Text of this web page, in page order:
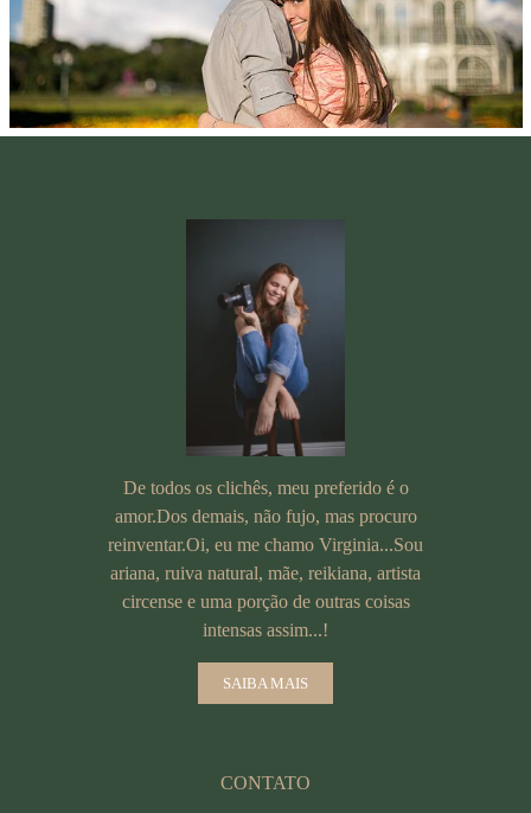
De todos os clichês, meu preferido é o
amor.Dos demais, não fujo, mas procuro
reinventar.Oi, eu me chamo Virginia...Sou
ariana, ruiva natural, mãe, reikiana, artista
circense e uma porção de outras coisas
intensas assim...!
SAIBA MAIS
CONTATO